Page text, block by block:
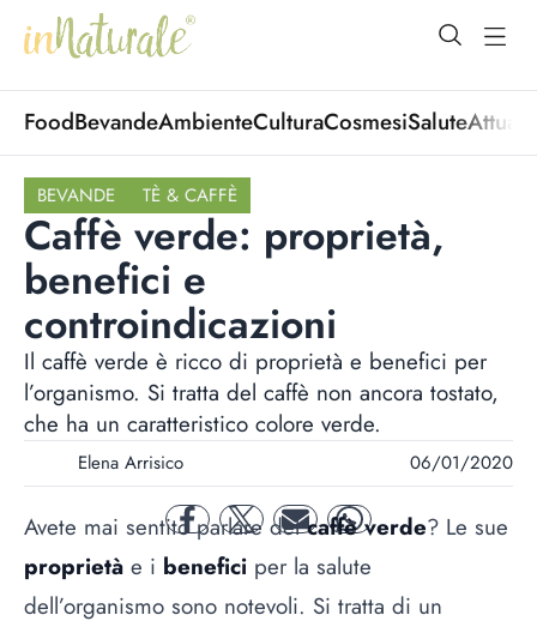
open
FoodBevandeAmbienteCulturaCosmesiSalute
BEVANDE TÈ & CAFFÈ
Caffè verde: proprietà,
benefici e
controindicazioni
Il caffè verde è ricco di proprietà e benefici per
l’organismo. Si tratta del caffè non ancora tostato,
che ha un caratteristico colore verde.
Elena Arrisico 06/01/2020
facebooktwitter mail whatsapp
Avete mai sentito parlare delcaffè verde? Le sue
proprietà e i benefici per la salute
dell’organismo sono notevoli. Si tratta di un